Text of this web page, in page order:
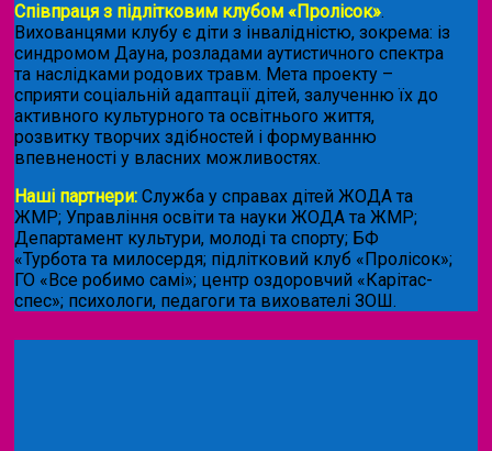
Співпраця з підлітковим клубом «Пролісок».
Вихованцями клубу є діти з інвалідністю, зокрема: із
синдромом Дауна, розладами аутистичного спектра
та наслідками родових травм. Мета проекту –
сприяти соціальній адаптації дітей, залученню їх до
активного культурного та освітнього життя,
розвитку творчих здібностей і формуванню
впевненості у власних можливостях.
Наші партнери: Служба у справах дітей ЖОДА та
ЖМР; Управління освіти та науки ЖОДА та ЖМР;
Департамент культури, молоді та спорту; БФ
«Турбота та милосердя; підлітковий клуб «Пролісок»;
ГО «Все робимо самі»; центр оздоровчий «Карітас-
спес»; психологи, педагоги та вихователі ЗОШ.